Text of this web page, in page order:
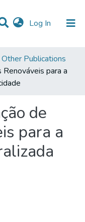
Log In (current)
Publications
para a
de
para a